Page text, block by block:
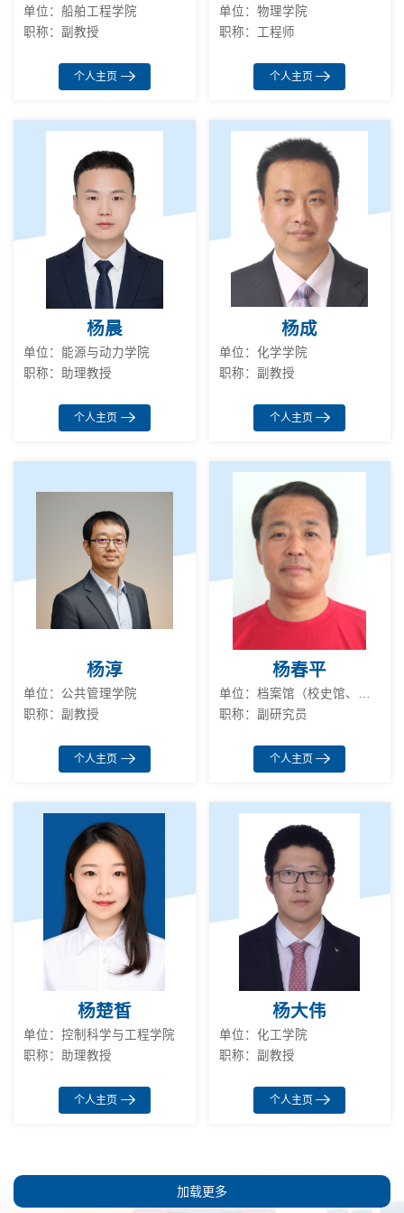
单位：船舶工程学院
职称：副教授
个人主页
单位：物理学院
职称：工程师
个人主页
杨晨
单位：能源与动力学院
职称：助理教授
个人主页
杨成
单位：化学学院
职称：副教授
个人主页
杨淳
单位：公共管理学院
职称：副教授
个人主页
杨春平
单位：档案馆（校史馆、博物馆）
职称：副研究员
个人主页
杨楚皙
单位：控制科学与工程学院
职称：助理教授
个人主页
杨大伟
单位：化工学院
职称：副教授
个人主页
加载更多